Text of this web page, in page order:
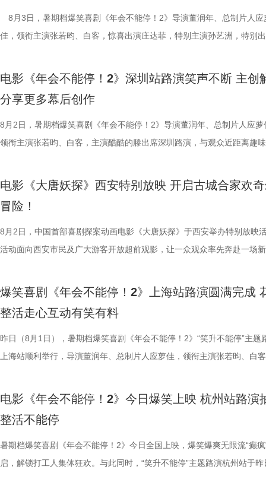
浩监制，文牧野、郎群力、钟伟
夫主演，李治廷特别出演，谢里夫
情出演。 海报.jpg 沈腾勇闯中东
时代动荡之中。在不断逼近的现
成为故事展开的核心。 1沈腾.jpg
蒋奇明饰演的马俊生分工合作，
景象。然而，突如其来的战火打
火逐渐席卷整座城市。镜头在美
飞。预告前半段喜感松弛，后半
人们对故事走向的好奇，龙餐馆
将走向何方？ 4赛夫.jpg 3沈腾 蒋
前，身后巨幅龙纹折扇展开，东
安穿透画面，为这幅祥和图景铺
前硝烟在后”的对比，将日常烟火
出演，孙艺洲特别主演，田雨、
情出演，童漠男、酷酷的滕、闫
演热情似火 欢笑声中圆满收官 郑
围拉满，张若昀、白客现场比心，
声此起彼伏；化身“诸葛卧龙”的
抛梗调侃，轻松欢乐。 谈及影片
初心，会尽力留下他；总制片人
发言极具正向价值，公司若将其
还有小观众大胆发言，在线喊话主
之时，全体主创向现场观众致以
祝福，爆笑声四起，整场路演就
2》正在全国热映，高能欢乐戏份
花火，不少观众看完直呼“又癫又
展，主创辗转多座城市近距离和
8月3日，暑期档爆笑喜剧《年会不能停！2》导演董润年、总制片人应
佳，领衔主演张若昀、白客，惊喜出演庄达菲，特别主演孙艺洲，特别
事。现场不同年龄、职业的观众走心分享观影感受，全程欢笑与掌声交
卡”，由此开启掀桌狂欢、打脸逆袭的全新脑洞故事，由董润年执导，应
担任总制片人，张若昀、白客、高叶领衔主演，大鹏、庄达菲惊喜出演
洲特别主演，田雨、王耀庆特别出演，李乃文、李晨、欧阳奋强友情出
在爆笑热映，一起走进影院越笑越大「升」！ 成都站路演顺利
携张若昀、白客、庄达菲、孙艺洲、田雨、欧阳奋强等一众主创现身，
后交流兼具趣味互动与走心分享，收获现场观众热烈反响。现场观众发
表情管理小游戏，结合加班、功劳被抢、团建取消等各类扎心场景让各
牌比心名场面等，各类花活接连呈现，笑声此起彼伏。 导演董
自己内心所求就能跳出循环；谈及现实与理想主义的冲突，总制片人应
合亲身经历，坦言看清现实后依旧坚守理想主义才是独属于自己的人生
真挚发言令现场观众动容落泪；张若昀亦对此有所解读，他表示刘奔虽
一番；面对年轻观众对未来职场的焦虑，白客送上通透的人生态度，他
自己能成为这个角色，并且愿意为一切后果负责，就可以”；庄达菲则分
怡然不内耗、勇敢追梦的角色内核，为观众送上 “四面八方皆是前方” 的
语；孙艺洲、田雨互评所饰演角色Peter和Bob的心眼，欧阳奋强也以片
电影《年会不能停！2》深圳站路演笑声不断 主创
分享更多幕后创作
8月2日，暑期档爆笑喜剧《年会不能停！2》导演董润年、总制片人应萝
领衔主演张若昀、白客，主演酷酷的滕出席深圳路演，与观众近距离趣
气”马杰包子铺“癫疯”相遇、喜提“无限流体验卡”，由此开启掀桌狂欢、
叶领衔主演，大鹏、庄达菲惊喜出演，孙艺洲特别主演，田雨、王耀庆
演，李乃文、李晨、欧阳奋强友情出演，童漠男、酷酷的滕、闫佩伦主
汉良特邀出演。影片猫眼电影开分9.6，正在爆笑热映，一起走进影院越
场，董润年、应萝佳、张若昀、白客、酷酷的滕等主创齐聚亮相，现场
共同嗨聊，氛围热烈。现场趣味互动花样不断，张若昀复刻假面骑士、
择“马”系人设、一起说“爱你呦”等整活轮番上演，欢声笑语贯穿全程。 现
众提问刘马组合穿越闯关是否也对应《西游记》里师徒取经的情节，导
掌名场面对应《水浒传》除暴安良的侠义底色、片中 “卧龙凤雏”“三顾茅
“宝二爷直接变身董事长”。 他表示，创作时特意将中华传统文化融入故
望观众观影时能读出独有的熟悉感与亲切感；制片人应萝佳谈及现实与
义，她表示如果现实环境一时半会难以改变，不如先走进影院开心：“随
电影《大唐妖探》西安特别放映 开启古城合家欢
冒险！
8月2日，中国首部喜剧探案动画电影《大唐妖探》于西安举办特别放映
活动面向西安市民及广大游客开放超前观影，让一众观众率先奔赴一场
觉奇观。不少携孩子一同观影的家长纷纷表示：“孩子看得很开心”“让孩
名不分先后）领衔声音出演，将于8月8日全国上映，目前正在火热预售
1.jpg 此次影片选择在西安开启特别放映，正是出于对千年长安盛唐底蕴
敬。影片以万国来朝的大唐为故事背景，将机械动能与唐代都市风貌相
城”。此外，主创团队还依托“八水绕长安”的经典水系布局，设计贯穿整
具想象力的大唐奇幻都市图景。 2.jpg 作为暑期档适配全年龄段的合家欢
电影，《大唐妖探》满足了大小观众双向适配的观影体验。对小朋友而
片跌宕起伏的探案冒险故事，能够让孩子在奇幻的机关世界中开拓眼界
爆笑喜剧《年会不能停！2》上海站路演圆满完成
整活走心互动有笑有料
昨日（8月1日），暑期档爆笑喜剧《年会不能停！2》“笑升不能停”主题
上海站顺利举行，导演董润年、总制片人应萝佳，领衔主演张若昀、白
后，惊喜互动不断。影片已于昨日全国公映，猫眼电影开分9.6，爆笑爆
片讲述了“缺心眼”刘奔与“没脾气”马杰包子铺“癫疯”相遇、喜提“无限流体
卡”，由此开启掀桌狂欢、打脸逆袭的全新脑洞故事，由董润年执导，应
担任总制片人，张若昀、白客、高叶领衔主演，大鹏、庄达菲惊喜出演
电影《年会不能停！2》今日爆笑上映 杭州站路演
整活不能停
暑期档爆笑喜剧《年会不能停！2》今日全国上映，爆笑爆爽无限流“癫疯
启，解锁打工人集体狂欢。与此同时，“笑升不能停”主题路演杭州站于昨